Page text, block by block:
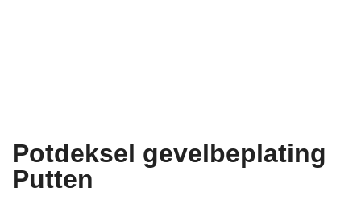
Potdeksel gevelbeplating
Putten